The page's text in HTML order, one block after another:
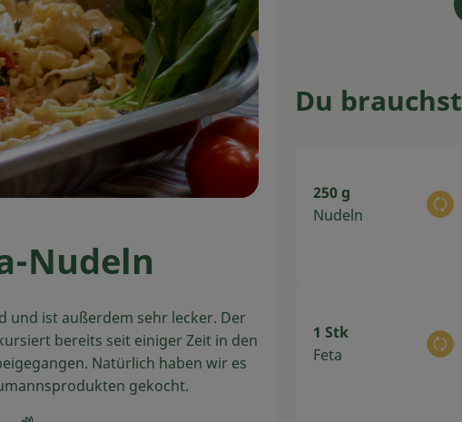
Nudeln
und ist außerdem sehr lecker. Der
bereits seit einiger Zeit in den
Natürlich haben wir es
gekocht.
Du
250 g
Nudeln
1 Stk
Feta